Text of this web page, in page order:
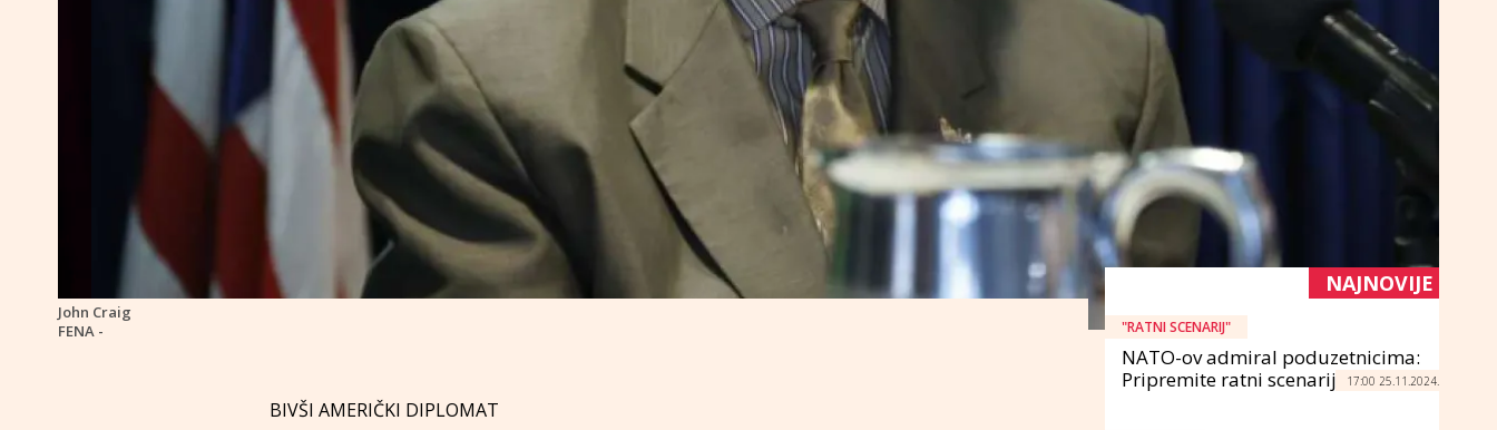
John Craig
FENA -
BIVŠI AMERIČKI DIPLOMAT
NAJNOVIJE
"RATNI SCENARIJ"
NATO-ov admiral poduzetnicima:
Pripremite ratni scenarij
17:00 25.11.2024.